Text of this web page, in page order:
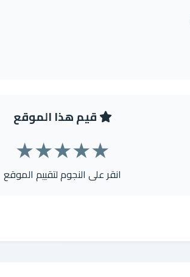
قيم هذا الموقع
★
★
★
★
★
انقر على النجوم لتقييم الموقع